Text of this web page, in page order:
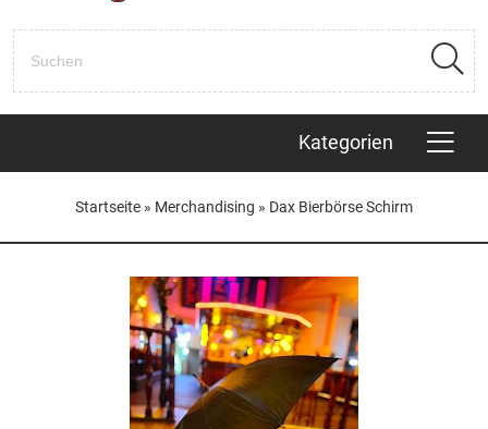
Kategorien
Startseite » Merchandising » Dax Bierbörse Schirm